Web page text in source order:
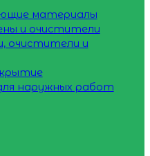
материалы
и очистители
очистители и
наружных работ